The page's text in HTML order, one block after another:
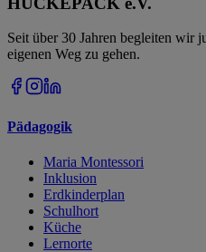
Seit über 30 Jahren begleiten wir
eigenen Weg zu gehen.
Pädagogik
Maria Montessori
Inklusion
Erdkinderplan
Schulhort
Küche
Lernorte